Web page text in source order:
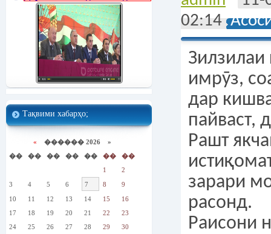
Тақвими хабарҳо;
« ������ 2026 »
��
�� �� �� �� ��
��
1
2
3
4 5 6 7 8
9
10
11 12 13 14 15
16
17
18 19 20 21 22
23
24
25 26 27 28 29
30
02:14
имрӯз,
дар
пайваст,
Рашт
зарари
расонд.
Раисони